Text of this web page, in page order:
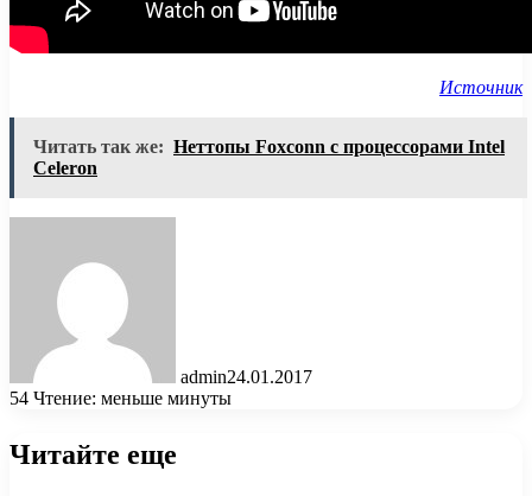
Источник
Читать так же: Неттопы Foxconn с процессорами Intel
Celeron
admin24.01.2017
54 Чтение: меньше минуты
Читайте еще